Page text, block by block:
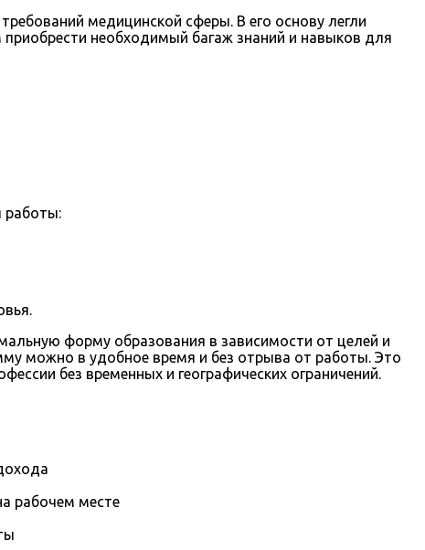
медицинской сферы. В его основу легли
необходимый багаж знаний и навыков для
работы:
форму образования в зависимости от целей и
можно в удобное время и без отрыва от работы. Это
без временных и географических ограничений.
рабочем месте